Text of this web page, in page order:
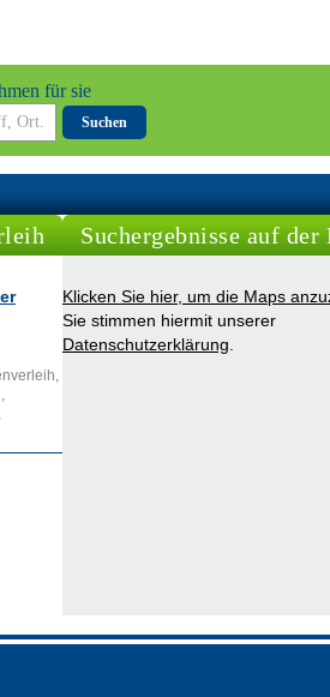
für sie
Suchen
Suchergebnisse auf der
Klicken Sie hier, um die Maps
Sie stimmen hiermit unserer
Datenschutzerklärung